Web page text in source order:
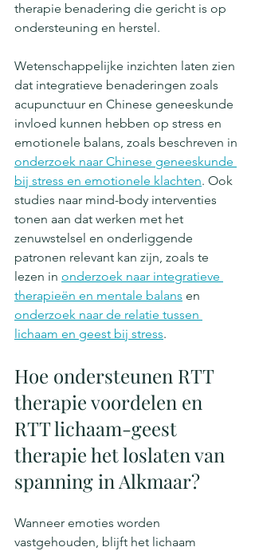
therapie benadering die gericht is op
ondersteuning en herstel.
Wetenschappelijke inzichten laten zien
dat integratieve benaderingen zoals
acupunctuur en Chinese geneeskunde
invloed kunnen hebben op stress en
emotionele balans, zoals beschreven in
onderzoek naar Chinese geneeskunde
bij stress en emotionele klachten. Ook
studies naar mind-body interventies
tonen aan dat werken met het
zenuwstelsel en onderliggende
patronen relevant kan zijn, zoals te
lezen in onderzoek naar integratieve
therapieën en mentale balans en
onderzoek naar de relatie tussen
lichaam en geest bij stress.
Hoe ondersteunen RTT
therapie voordelen en
RTT lichaam-geest
therapie het loslaten van
spanning in Alkmaar?
Wanneer emoties worden
vastgehouden, blijft het lichaam